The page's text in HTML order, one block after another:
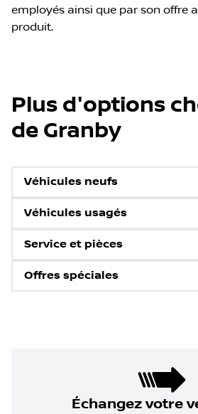
employés ainsi que par son offre
produit.
Plus d'options
de Granby
Véhicules neufs
Véhicules usagés
Service et pièces
Offres spéciales
Échangez votre